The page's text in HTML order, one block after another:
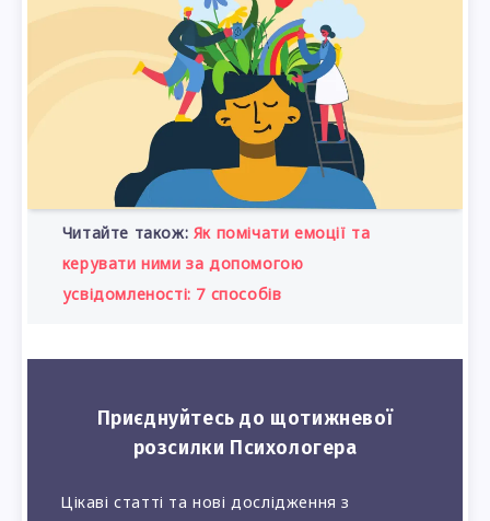
Читайте також: Як помічати емоції та
керувати ними за допомогою
усвідомленості: 7 способів
Приєднуйтесь до щотижневої
розсилки Психологера
Цікаві статті та нові дослідження з